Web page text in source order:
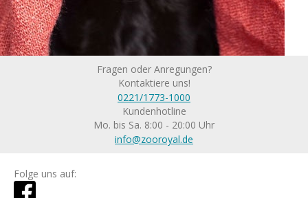
Fragen oder Anregungen?
Kontaktiere uns!
0221/1773-1000
Kundenhotline
Mo. bis Sa. 8:00 - 20:00 Uhr
info@zooroyal.de
Folge uns auf: